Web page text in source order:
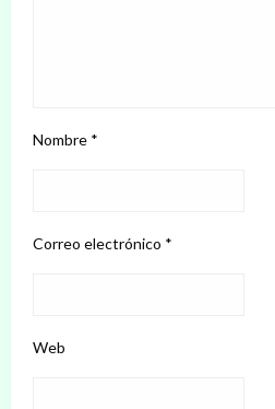
Nombre *
Correo electrónico *
Web